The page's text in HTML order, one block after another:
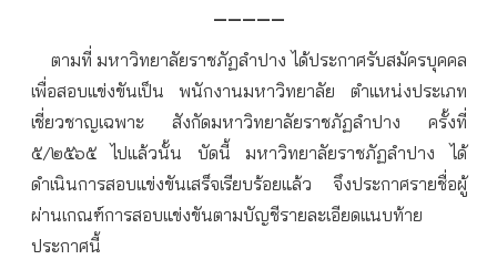
—————
ตามที่ มหาวิทยาลัยราชภัฏลำปาง ได้ประกาศรับสมัครบุคคล
เพื่อสอบแข่งขันเป็น พนักงานมหาวิทยาลัย ตำแหน่งประเภท
เชี่ยวชาญเฉพาะ สังกัดมหาวิทยาลัยราชภัฏลำปาง ครั้งที่
๕/๒๕๖๕ ไปแล้วนั้น บัดนี้ มหาวิทยาลัยราชภัฏลำปาง ได้
ดำเนินการสอบแข่งขันเสร็จเรียบร้อยแล้ว จึงประกาศรายชื่อผู้
ผ่านเกณฑ์การสอบแข่งขันตามบัญชีรายละเอียดแนบท้าย
ประกาศนี้